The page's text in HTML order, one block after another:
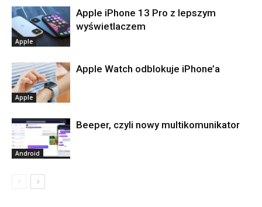
Apple
Apple iPhone 13 Pro z lepszym
wyświetlaczem
Apple
Apple Watch odblokuje iPhone’a
Android
Beeper, czyli nowy multikomunikator